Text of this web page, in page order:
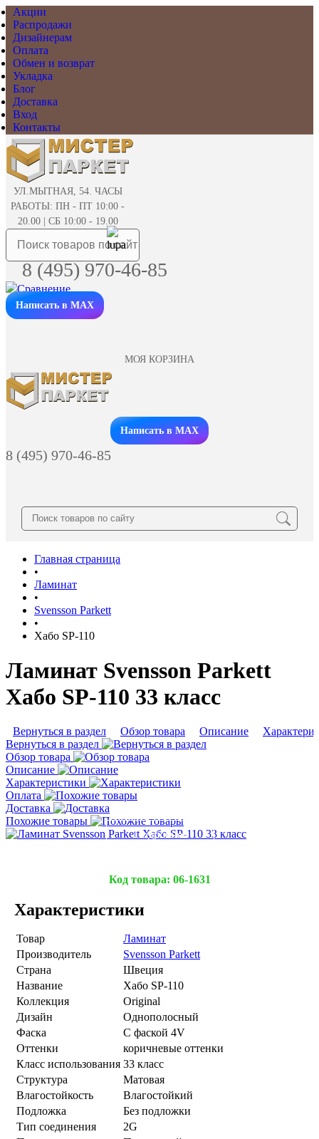
Акции
Распродажи
Дизайнерам
Оплата
Обмен и возврат
Укладка
Блог
Доставка
Вход
Контакты
УЛ.МЫТНАЯ, 54. ЧАСЫ
РАБОТЫ: ПН - ПТ 10:00 -
20.00 | СБ 10:00 - 19.00
8 (495) 970-46-85
Написать в MAX
МОЯ КОРЗИНА
Заказать звонок
Написать в MAX
8 (495) 970-46-85
Главная страница
•
Ламинат
•
Svensson Parkett
•
Хабо SP-110
Ламинат Svensson Parkett
Хабо SP-110 33 класс
Вернуться в раздел Обзор товара Описание
Вернуться в раздел
Обзор товара
Описание
Характеристики
Оплата
Доставка
Похожие товары
Подробнее
Код товара: 06-1631
Характеристики
Товар
Ламинат
Производитель
Svensson Parkett
Страна
Швеция
Название
Хабо SP-110
Коллекция
Original
Дизайн
Однополосный
Фаска
С фаской 4V
Оттенки
коричневые оттенки
Класс использования 33 класс
Структура
Матовая
Влагостойкость
Влагостойкий
Подложка
Без подложки
Тип соединения
2G